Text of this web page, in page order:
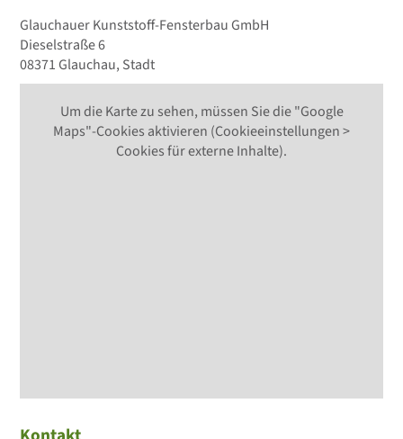
Glauchauer Kunststoff-Fensterbau GmbH
Dieselstraße 6
08371 Glauchau, Stadt
Um die Karte zu sehen, müssen Sie die "Google
Maps"-Cookies aktivieren (Cookieeinstellungen >
Cookies für externe Inhalte).